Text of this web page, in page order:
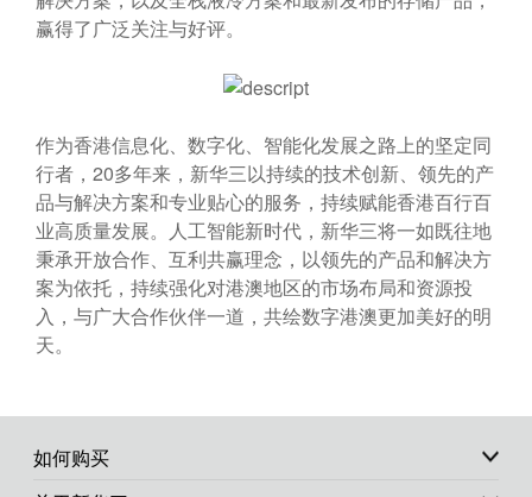
赢得了广泛关注与好评。
作为香港信息化、数字化、智能化发展之路上的坚定同
行者，20多年来，新华三以持续的技术创新、领先的产
品与解决方案和专业贴心的服务，持续赋能香港百行百
业高质量发展。人工智能新时代，新华三将一如既往地
秉承开放合作、互利共赢理念，以领先的产品和解决方
案为依托，持续强化对港澳地区的市场布局和资源投
入，与广大合作伙伴一道，共绘数字港澳更加美好的明
天。
如何购买